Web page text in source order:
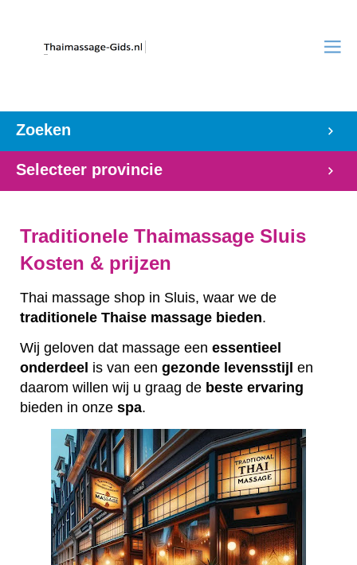
Zoeken
Selecteer provincie
Traditionele Thaimassage Sluis
Kosten & prijzen
Thai massage shop in Sluis, waar we de
traditionele Thaise massage bieden.
Wij geloven dat massage een essentieel
onderdeel is van een gezonde levensstijl en
daarom willen wij u graag de beste ervaring
bieden in onze spa.